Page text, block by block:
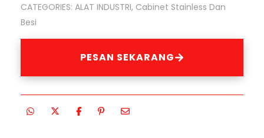
CATEGORIES: ALAT INDUSTRI, Cabinet Stainless Dan
Besi
PESAN SEKARANG